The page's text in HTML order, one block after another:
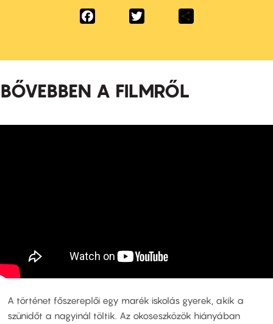
Facebook
BŐVEBBEN A FILMRŐL
A történet főszereplői egy marék iskolás gyerek, akik a
szünidőt a nagyinál töltik. Az okoseszközök hiányában